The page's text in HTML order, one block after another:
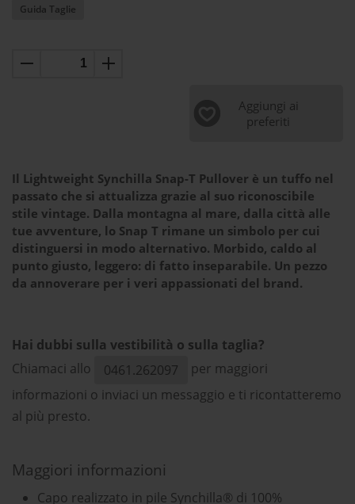
Guida Taglie
Aggiungi ai
preferiti
Il Lightweight Synchilla Snap-T Pullover è un tuffo nel
passato che si attualizza grazie al suo riconoscibile
stile vintage. Dalla montagna al mare, dalla città alle
tue avventure, lo Snap T rimane un simbolo per cui
distinguersi in modo alternativo. Morbido, caldo al
punto giusto, leggero: di fatto inseparabile. Un pezzo
da annoverare per i veri appassionati del brand.
Hai dubbi sulla vestibilità o sulla taglia?
Chiamaci allo
0461.262097
per maggiori
informazioni o inviaci un messaggio e ti ricontatteremo
al più presto.
Maggiori informazioni
Capo realizzato in pile Synchilla® di 100%